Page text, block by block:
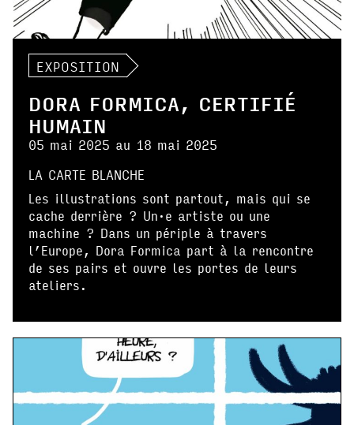
EXPOSITION
DORA FORMICA, CERTIFIÉ
HUMAIN
05 mai 2025 au 18 mai 2025
LA CARTE BLANCHE
Les illustrations sont partout, mais qui se
cache derrière ? Un·e artiste ou une
machine ? Dans un périple à travers
l’Europe, Dora Formica part à la rencontre
de ses pairs et ouvre les portes de leurs
ateliers.